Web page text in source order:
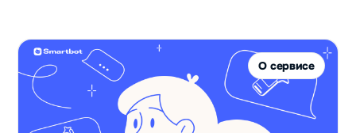
олимпиадам
Владислав
Детское
образование
О сервисе